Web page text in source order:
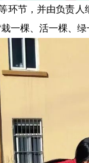
环节，并由负责
栽一棵、活一棵、